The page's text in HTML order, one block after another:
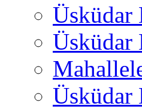
Üsküdar
Üsküdar